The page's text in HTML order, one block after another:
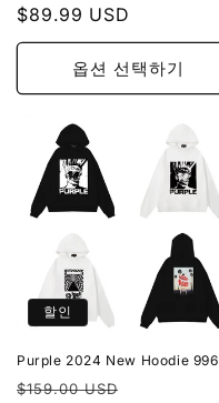
가
가
$89.99 USD
옵션 선택하기
할인
Purple 2024 New Hoodie 996
정
$159.00 USD